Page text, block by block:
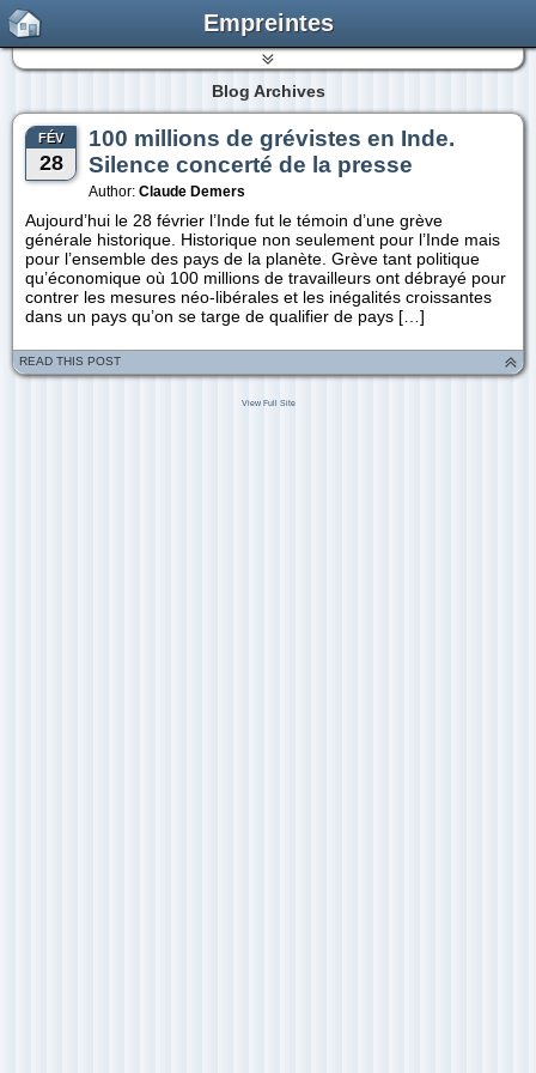
Empreintes
Blog Archives
FÉV
28
100 millions de grévistes en Inde.
Silence concerté de la presse
Author: Claude Demers
Aujourd’hui le 28 février l’Inde fut le témoin d’une grève
générale historique. Historique non seulement pour l’Inde mais
pour l’ensemble des pays de la planète. Grève tant politique
qu’économique où 100 millions de travailleurs ont débrayé pour
contrer les mesures néo-libérales et les inégalités croissantes
dans un pays qu’on se targe de qualifier de pays […]
READ THIS POST
View Full Site